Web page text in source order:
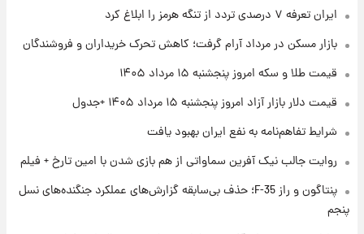
ارزش سهام عدالت برای امروز چهارشنبه ۱۴ مرداد
۱ روز پیش
نام خودرو، مبلغ پیش پرداخت و زمان تحویل |
سود مشارکت چند درصد است؟
ایران تعرفه ۷ درصدی تردد از تنگه هرمز را ابلاغ کرد
بازار مسکن در مرداد آرام گرفت؛ کاهش تحرک خریداران و فروشندگان
قیمت طلا و سکه امروز پنجشنبه ۱۵ مرداد ۱۴۰۵
قیمت دلار بازار آزاد امروز پنجشنبه ۱۵ مرداد ۱۴۰۵ +جدول
شرایط تفاهم‌نامه به نفع ایران بهبود یافت
روایت جالب نیک آفرین سماواتی از هم بازی شدن با امین تارخ + فیلم
پنتاگون و راز F-35؛ حذف بی‌سابقه گزارش‌های عملکرد جنگنده‌های نسل
پنجم